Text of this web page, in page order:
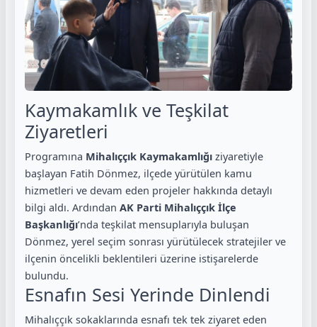
Kaymakamlık ve Teşkilat
Ziyaretleri
Programına Mihalıççık Kaymakamlığı ziyaretiyle
başlayan Fatih Dönmez, ilçede yürütülen kamu
hizmetleri ve devam eden projeler hakkında detaylı
bilgi aldı. Ardından AK Parti Mihalıççık İlçe
Başkanlığı’nda teşkilat mensuplarıyla buluşan
Dönmez, yerel seçim sonrası yürütülecek stratejiler ve
ilçenin öncelikli beklentileri üzerine istişarelerde
bulundu.
Esnafın Sesi Yerinde Dinlendi
Mihalıççık sokaklarında esnafı tek tek ziyaret eden